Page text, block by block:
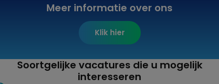
Meer informatie over ons
Klik hier
Soortgelijke vacatures die u mogelijk
interesseren